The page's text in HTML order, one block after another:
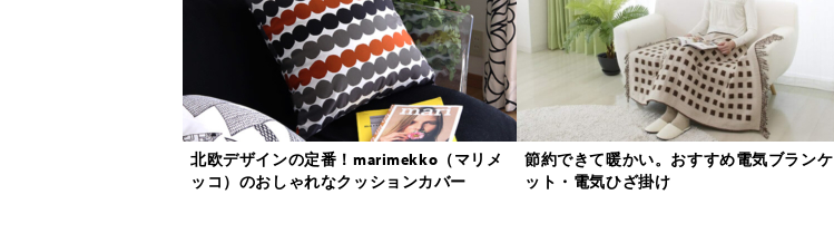
北欧デザインの定番！marimekko（マリメ
ッコ）のおしゃれなクッションカバー
節約できて暖かい。おすすめ電気ブランケ
ット・電気ひざ掛け